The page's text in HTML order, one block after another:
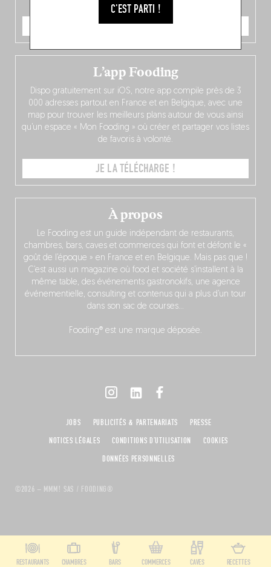
C'EST PARTI !
JE COMMANDE
À propos
Le Fooding est un guide indépendant de restaurants,
chambres, bars, caves et commerces qui font et défont le «
goût de l’époque » en France et en Belgique. Mais pas que !
C’est aussi un magazine où food et société s’installent à la
même table, des événements gastronokifs, une agence
événementielle, consulting et contenus qui a plus d’un tour
dans son sac de courses…
Fooding® est une marque déposée.
L’app Fooding
Dispo gratuitement sur iOS, notre app compile près de 3
000 adresses partout en France et en Belgique, avec une
map pour trouver les meilleurs plans autour de vous ainsi
qu’un espace « Mon Fooding » où créer et partager vos listes
de favoris à volonté.
JE LA TÉLÉCHARGE !
©2026 – MMM! SAS / FOODING®
JOBS PUBLICITÉS & PARTENARIATS
PRESSE
NOTICES LÉGALES
CONDITIONS D'UTILISATION
COOKIES
DONNÉES PERSONNELLES
RESTAURANTS CHAMBRES BARS COMMERCES CAVES RECETTES